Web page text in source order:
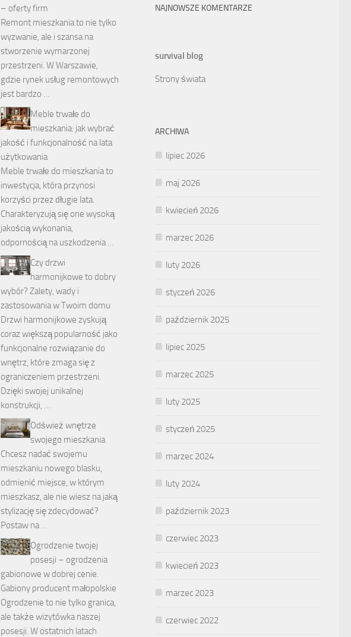
NAJNOWSZE KOMENTARZE
survival blog
Strony świata
ARCHIWA
lipiec 2026
maj 2026
kwiecień 2026
marzec 2026
luty 2026
styczeń 2026
październik 2025
lipiec 2025
marzec 2025
luty 2025
styczeń 2025
marzec 2024
luty 2024
październik 2023
czerwiec 2023
kwiecień 2023
marzec 2023
czerwiec 2022
– oferty firm
Remont mieszkania to nie tylko
wyzwanie, ale i szansa na
stworzenie wymarzonej
przestrzeni. W Warszawie,
gdzie rynek usług remontowych
jest bardzo …
Meble trwałe do
mieszkania: jak wybrać
jakość i funkcjonalność na lata
użytkowania
Meble trwałe do mieszkania to
inwestycja, która przynosi
korzyści przez długie lata.
Charakteryzują się one wysoką
jakością wykonania,
odpornością na uszkodzenia …
Czy drzwi
harmonijkowe to dobry
wybór? Zalety, wady i
zastosowania w Twoim domu
Drzwi harmonijkowe zyskują
coraz większą popularność jako
funkcjonalne rozwiązanie do
wnętrz, które zmaga się z
ograniczeniem przestrzeni.
Dzięki swojej unikalnej
konstrukcji, …
Odśwież wnętrze
swojego mieszkania
Chcesz nadać swojemu
mieszkaniu nowego blasku,
odmienić miejsce, w którym
mieszkasz, ale nie wiesz na jaką
stylizację się zdecydować?
Postaw na …
Ogrodzenie twojej
posesji – ogrodzenia
gabionowe w dobrej cenie.
Gabiony producent małopolskie
Ogrodzenie to nie tylko granica,
ale także wizytówka naszej
posesji. W ostatnich latach